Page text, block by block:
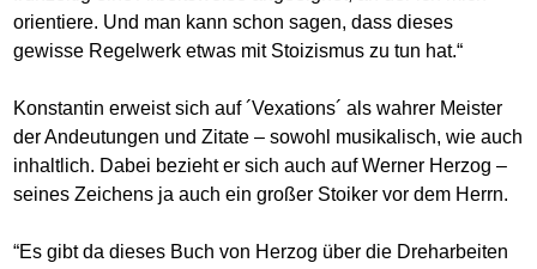
orientiere. Und man kann schon sagen, dass dieses
gewisse Regelwerk etwas mit Stoizismus zu tun hat.“
Konstantin erweist sich auf ´Vexations´ als wahrer Meister
der Andeutungen und Zitate – sowohl musikalisch, wie auch
inhaltlich. Dabei bezieht er sich auch auf Werner Herzog –
seines Zeichens ja auch ein großer Stoiker vor dem Herrn.
“Es gibt da dieses Buch von Herzog über die Dreharbeiten